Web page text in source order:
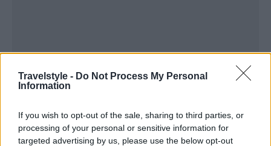
Travelstyle - Do Not Process My Personal
Information
If you wish to opt-out of the sale, sharing to third parties, or
processing of your personal or sensitive information for
targeted advertising by us, please use the below opt-out